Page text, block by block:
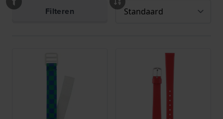
Filteren